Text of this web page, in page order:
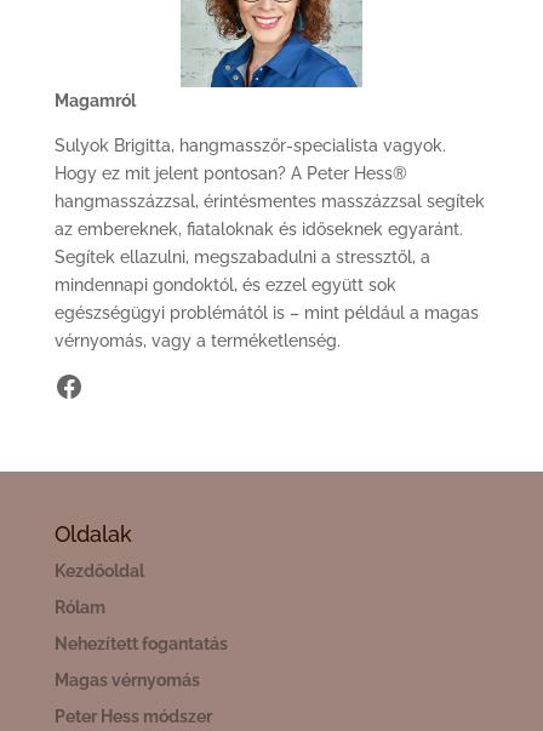
Magamról
Sulyok Brigitta, hangmasszőr-specialista vagyok.
Hogy ez mit jelent pontosan? A Peter Hess®
hangmasszázzsal, érintésmentes masszázzsal segítek
az embereknek, fiataloknak és időseknek egyaránt.
Segítek ellazulni, megszabadulni a stressztől, a
mindennapi gondoktól, és ezzel együtt sok
egészségügyi problémától is – mint például a magas
vérnyomás, vagy a terméketlenség.
https://www.facebook.com/
Oldalak
Kezdőoldal
Rólam
Nehezített fogantatás
Magas vérnyomás
Peter Hess módszer